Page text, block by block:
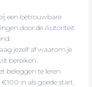
een betrouwbare
door deAutoriteit
jezelf af waarom je
bereiken.
beleggen te leren
in als goede start.